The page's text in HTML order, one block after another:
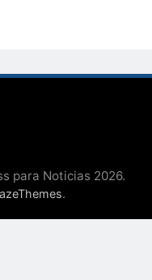
para Noticias 2026.
.